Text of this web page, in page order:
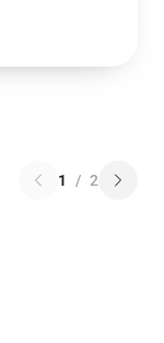
1 / 2